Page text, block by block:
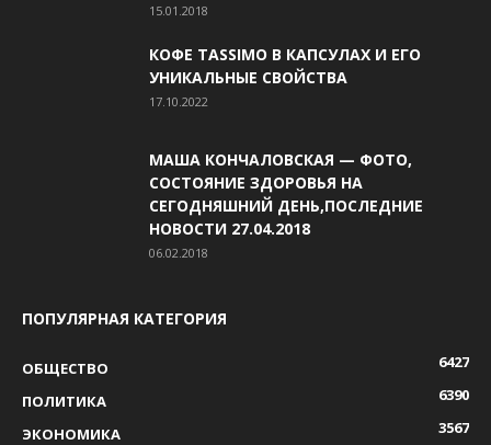
15.01.2018
КОФЕ TASSIMO В КАПСУЛАХ И ЕГО
УНИКАЛЬНЫЕ СВОЙСТВА
17.10.2022
МАША КОНЧАЛОВСКАЯ — ФОТО,
СОСТОЯНИЕ ЗДОРОВЬЯ НА
СЕГОДНЯШНИЙ ДЕНЬ,ПОСЛЕДНИЕ
НОВОСТИ 27.04.2018
06.02.2018
ПОПУЛЯРНАЯ КАТЕГОРИЯ
ОБЩЕСТВО
6427
ПОЛИТИКА
6390
ЭКОНОМИКА
3567